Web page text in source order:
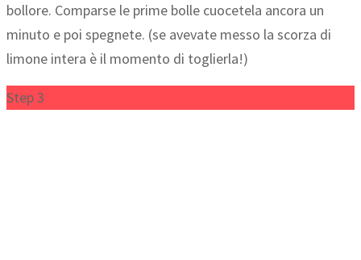
bollore. Comparse le prime bolle cuocetela ancora un
minuto e poi spegnete. (se avevate messo la scorza di
limone intera è il momento di toglierla!)
Step 3